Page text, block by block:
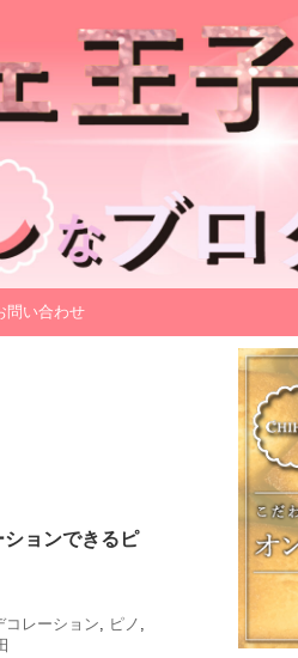
問い合わせ
ョンできるピ
コレーション ピノ